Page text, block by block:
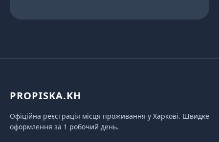
PROPISKA.KH
Офіційна реєстрація місця проживання у Харкові. Швидке
оформлення за 1 робочий день.